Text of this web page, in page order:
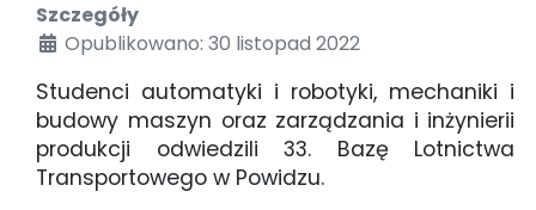
Szczegóły
Opublikowano: 30 listopad 2022
Studenci automatyki i robotyki, mechaniki i
budowy maszyn oraz zarządzania i inżynierii
produkcji odwiedzili 33. Bazę Lotnictwa
Transportowego w Powidzu.